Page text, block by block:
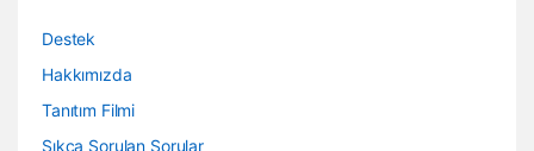
Destek
Hakkımızda
Tanıtım Filmi
Sıkça Sorulan Sorular